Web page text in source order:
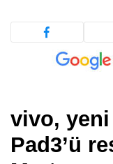
vivo,
Pad3’ü